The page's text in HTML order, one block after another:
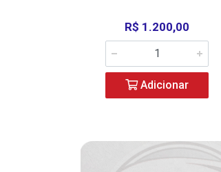
R$ 1.200,00
Adicionar